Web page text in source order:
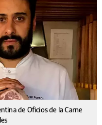
de Oficios de la Carne